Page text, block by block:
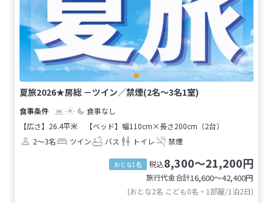
夏旅2026★房総 －ツイン／禁煙(2名～3名1室)
食事なし
【広さ】26.4平米
【ベッド】幅110cm×長さ200cm（2台）
2～3名
ツイン バス トイレ 禁煙
おとな1名 税込8,300～21,200円
旅行代金合計16,600〜42,400円
(おとな2名 こども0名・1部屋/1泊2日)